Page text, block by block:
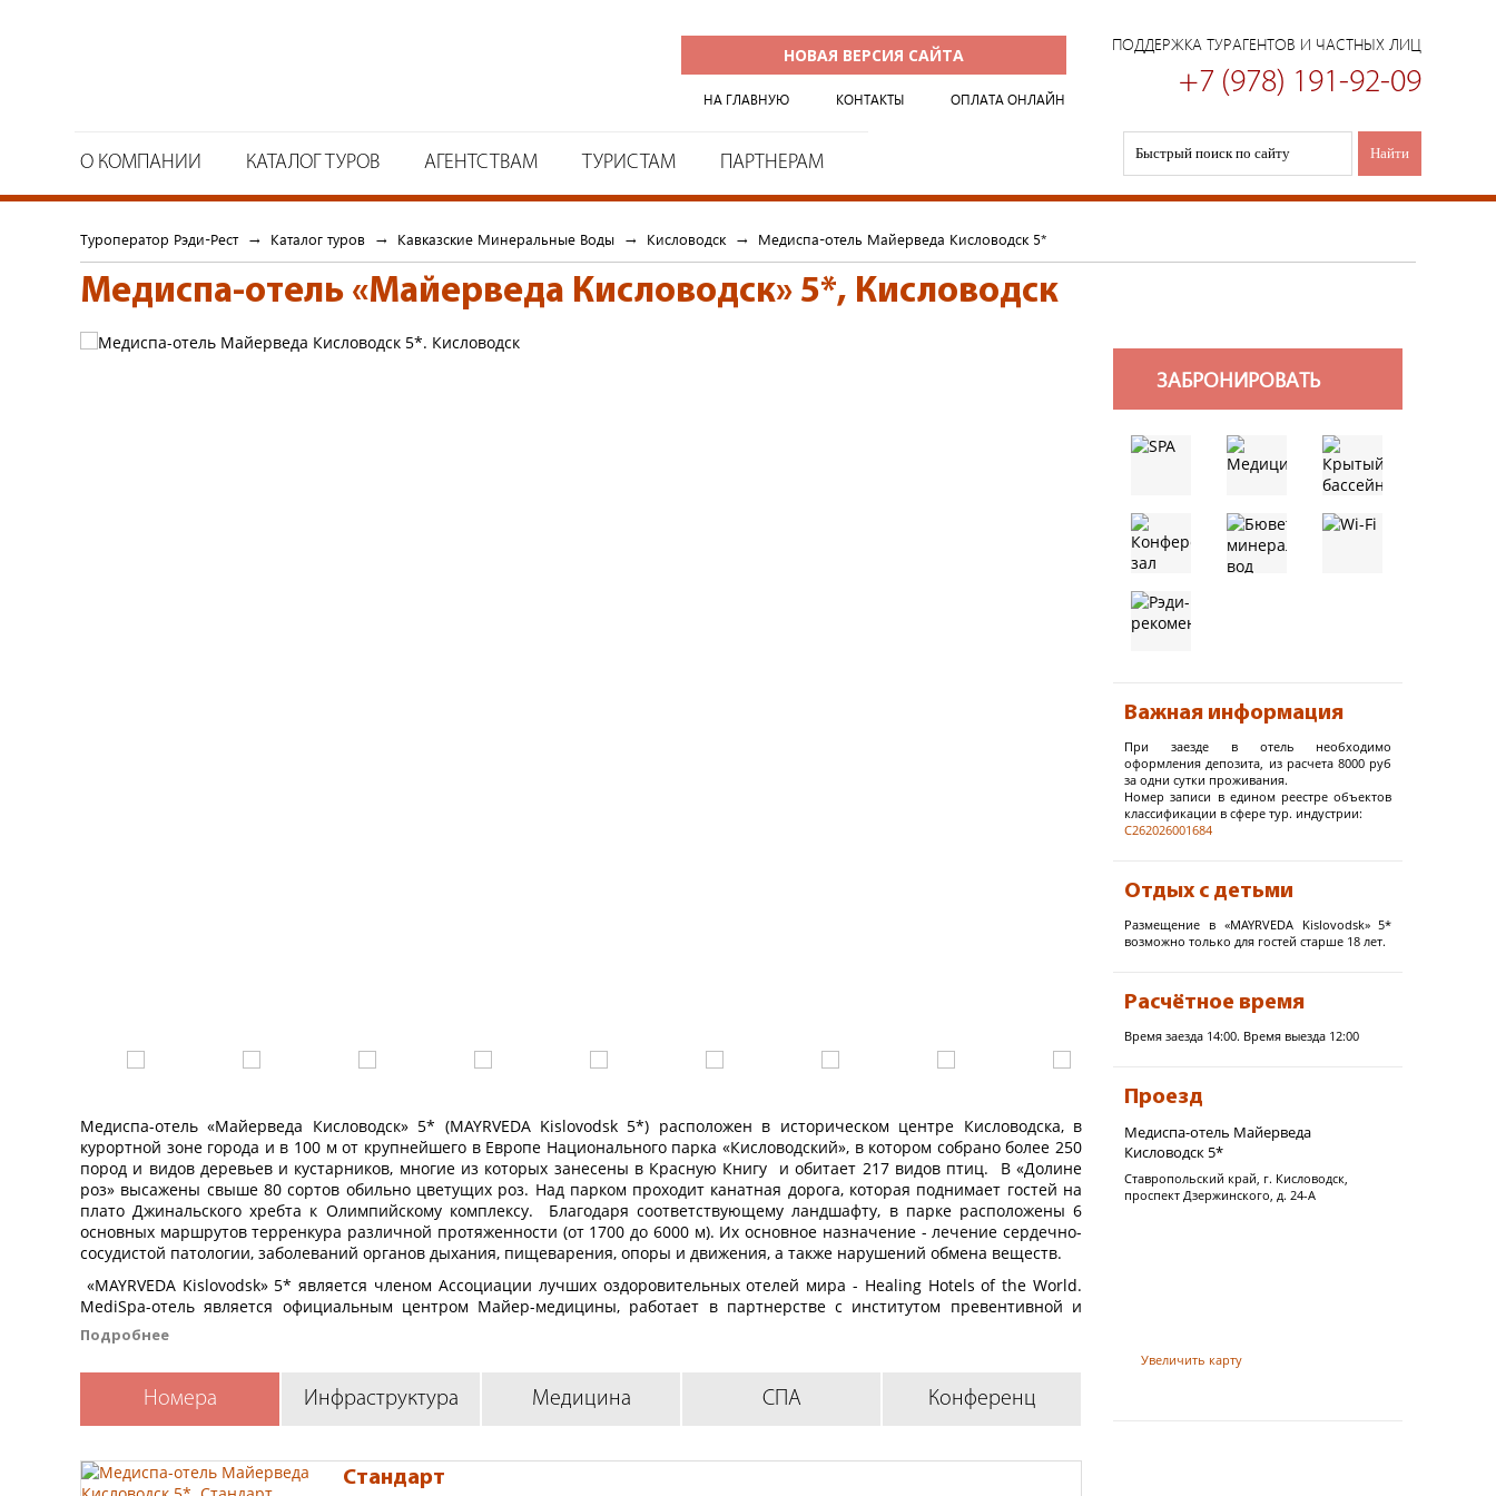
НОВАЯ ВЕРСИЯ САЙТА
О КОМПАНИИ КАТАЛОГ ТУРОВ АГЕНТСТВАМ ТУРИСТАМ ПАРТНЕРАМ
НА ГЛАВНУЮ КОНТАКТЫ ОПЛАТА ОНЛАЙН
ПОДДЕРЖКА ТУРАГЕНТОВ И ЧАСТНЫХ ЛИЦ
+7 (978) 191-92-09
Туроператор Рэди-Рест → Каталог туров → Кавказские Минеральные Воды → Кисловодск → Медиспа-отель Майерведа Кисловодск 5*
Медиспа-отель «Майерведа Кисловодск» 5*, Кисловодск
Медиспа-отель «Майерведа Кисловодск» 5* (MAYRVEDA Kislovodsk 5*) расположен в историческом центре Кисловодска, в
курортной зоне города и в 100 м от крупнейшего в Европе Национального парка «Кисловодский», в котором собрано более 250
пород и видов деревьев и кустарников, многие из которых занесены в Красную Книгу и обитает 217 видов птиц. В «Долине
роз» высажены свыше 80 сортов обильно цветущих роз. Над парком проходит канатная дорога, которая поднимает гостей на
плато Джинальского хребта к Олимпийскому комплексу. Благодаря соответствующему ландшафту, в парке расположены 6
основных маршрутов терренкура различной протяженности (от 1700 до 6000 м). Их основное назначение - лечение сердечно-
сосудистой патологии, заболеваний органов дыхания, пищеварения, опоры и движения, а также нарушений обмена веществ.
«MAYRVEDA Kislovodsk» 5* является членом Ассоциации лучших оздоровительных отелей мира - Healing Hotels of the World.
MediSpa-отель является официальным центром Майер-медицины, работает в партнерстве с институтом превентивной и
антивозрастной медицины PreventAge и сотрудничает с Европейской ассоциацией аюрведы. MAYRVEDA объединяет
современную Майер-медицину, древнеиндийскую аюрведу, а также природные ресурсы Приэльбрусья. В случае MAYRVEDA
Kislovodsk это нарзан непосредственно из источника, другие минеральные воды, а также тамбуканские грязи и уникальный
горный климат. В MediSpa-отеле «MAYRVEDA Kislovodsk» 5* соблюдается режим тишины и максимального комфорта, для того,
чтобы гости были сфокусированы на детоксе и оздоровлении.В связи с этим размещение в «MAYRVEDA Kislovodsk» 5*
возможно только для гостей старше 18 лет.
MediSpa-отель «MAYRVEDA Kislovodsk» 5* находится в 55 км от аэропорта г. Минеральные воды, в 1 км от ж/д вокзала г.
Кисловодск, в 1,6 км от Национального парка «Кисловодский».
Подробнее
Номера Инфраструктура Медицина СПА Конференц
Стандарт
ЗАБРОНИРОВАТЬ
Важная информация
При заезде в отель необходимо
оформления депозита, из расчета 8000 руб
за одни сутки проживания.
Номер записи в едином реестре объектов
классификации в сфере тур. индустрии:
С262026001684
Отдых с детьми
Размещение в «MAYRVEDA Kislovodsk» 5*
возможно только для гостей старше 18 лет.
Расчётное время
Время заезда 14:00. Время выезда 12:00
Проезд
Медиспа-отель Майерведа
Кисловодск 5*
Ставропольский край, г. Кисловодск,
проспект Дзержинского, д. 24-А
Увеличить карту